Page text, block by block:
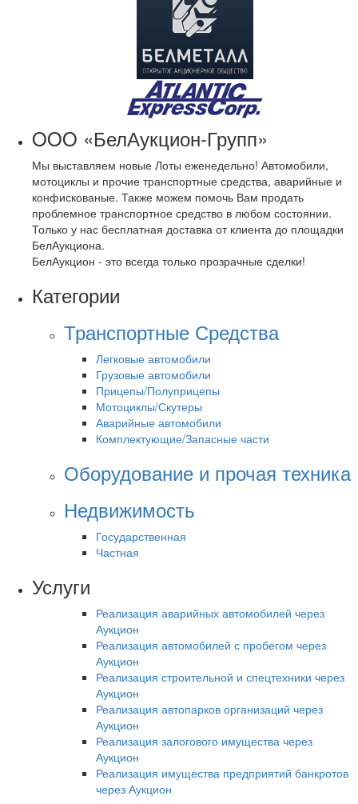
OOO «БелАукцион-Групп»
Мы выставляем новые Лоты еженедельно! Автомобили,
мотоциклы и прочие транспортные средства, аварийные и
конфискованые. Также можем помочь Вам продать
проблемное транспортное средство в любом состоянии.
Только у нас бесплатная доставка от клиента до площадки
БелАукциона.
БелАукцион - это всегда только прозрачные сделки!
Категории
Транспортные Средства
Легковые автомобили
Грузовые автомобили
Прицепы/Полуприцепы
Мотоциклы/Скутеры
Аварийные автомобили
Комплектующие/Запасные части
Оборудование и прочая техника
Недвижимость
Государственная
Частная
Услуги
Реализация аварийных автомобилей через
Аукцион
Реализация автомобилей с пробегом через
Аукцион
Реализация строительной и спецтехники через
Аукцион
Реализация автопарков организаций через
Аукцион
Реализация залогового имущества через
Аукцион
Реализация имущества предприятий банкротов
через Аукцион